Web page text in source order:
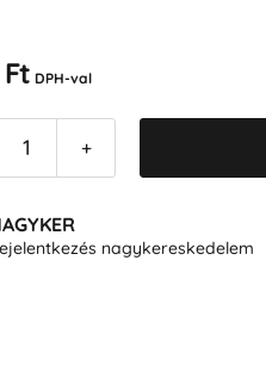
Ft DPH-val
+
nagykereskedelem